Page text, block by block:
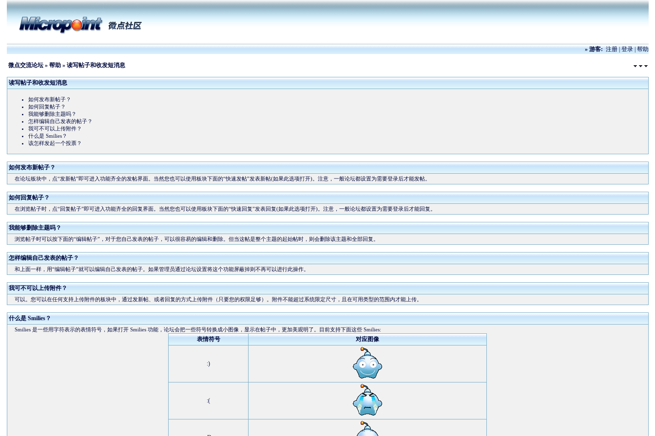
» 游客:注册|登录|帮助
微点交流论坛» 帮助» 读写帖子和收发短消息
读写帖子和收发短消息
如何发布新帖子？
如何回复帖子？
我能够删除主题吗？
怎样编辑自己发表的帖子？
我可不可以上传附件？
什么是 Smilies？
该怎样发起一个投票？
如何发布新帖子？
在论坛板块中，点“发新帖”即可进入功能齐全的发帖界面。当然您也可以使用板块下面的“快速发帖”发表新帖(如果此选项打开)。注意，一般论坛都设置为需要登录后才能发帖。
如何回复帖子？
在浏览帖子时，点“回复帖子”即可进入功能齐全的回复界面。当然您也可以使用板块下面的“快速回复”发表回复(如果此选项打开)。注意，一般论坛都设置为需要登录后才能回复。
我能够删除主题吗？
浏览帖子时可以按下面的“编辑帖子”，对于您自己发表的帖子，可以很容易的编辑和删除。但当这帖是整个主题的起始帖时，则会删除该主题和全部回复。
怎样编辑自己发表的帖子？
和上面一样，用“编辑帖子”就可以编辑自己发表的帖子。如果管理员通过论坛设置将这个功能屏蔽掉则不再可以进行此操作。
我可不可以上传附件？
可以。您可以在任何支持上传附件的板块中，通过发新帖、或者回复的方式上传附件（只要您的权限足够）。附件不能超过系统限定尺寸，且在可用类型的范围内才能上传。
什么是 Smilies？
Smilies 是一些用字符表示的表情符号，如果打开 Smilies 功能，论坛会把一些符号转换成小图像，显示在帖子中，更加美观明了。目前支持下面这些 Smilies:
表情符号 对应图像
:)
:(